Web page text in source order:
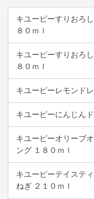
キユーピーすりおろ
８０ｍｌ
キユーピーすりおろ
８０ｍｌ
キユーピーレモンド
キユーピーにんじん
キユーピーオリーブ
ング １８０ｍｌ
キユーピーテイステ
ねぎ ２１０ｍｌ